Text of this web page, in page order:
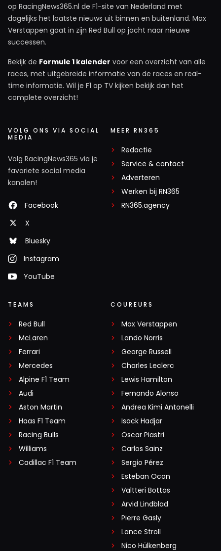
op RacingNews365.nl de F1-site van Nederland met
dagelijks het laatste nieuws uit binnen en buitenland. Max
Verstappen gaat in zijn Red Bull op jacht naar nieuwe
successen.
Bekijk de Formule 1 kalender voor een overzicht van alle
races, met uitgebreide informatie van de races en real-
time informatie. Wil je F1 op TV kijken bekijk dan het
complete overzicht!
VOLG ONS VIA SOCIAL
MEDIA
Volg RacingNews365 via je
favoriete social media
kanalen!
Facebook
X
Bluesky
Instagram
YouTube
MEER RN365
Redactie
Service & contact
Adverteren
Werken bij RN365
RN365.agency
TEAMS
Red Bull
McLaren
Ferrari
Mercedes
Alpine F1 Team
Audi
Aston Martin
Haas F1 Team
Racing Bulls
Williams
Cadillac F1 Team
COUREURS
Max Verstappen
Lando Norris
George Russell
Charles Leclerc
Lewis Hamilton
Fernando Alonso
Andrea Kimi Antonelli
Isack Hadjar
Oscar Piastri
Carlos Sainz
Sergio Pérez
Esteban Ocon
Valtteri Bottas
Arvid Lindblad
Pierre Gasly
Lance Stroll
Nico Hülkenberg